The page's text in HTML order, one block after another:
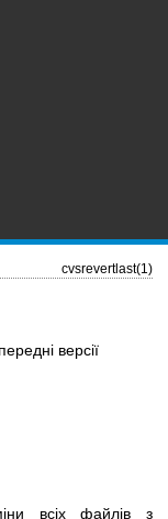
cvsrevertlast(1)
версії
всіх файлів з